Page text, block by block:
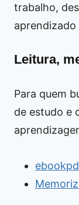
trabalho,
aprendizado
Leitura,
Para quem
de estudo e